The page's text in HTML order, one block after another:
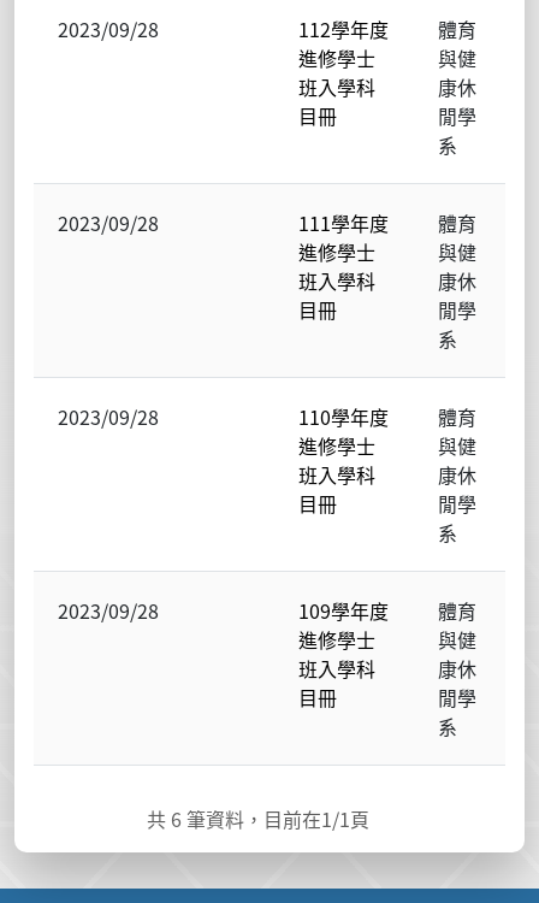
2023/09/28
112學年度
進修學士
班入學科
目冊
體育
與健
康休
閒學
系
2023/09/28
111學年度
進修學士
班入學科
目冊
體育
與健
康休
閒學
系
2023/09/28
110學年度
進修學士
班入學科
目冊
體育
與健
康休
閒學
系
2023/09/28
109學年度
進修學士
班入學科
目冊
體育
與健
康休
閒學
系
共 6 筆資料，目前在1/1頁